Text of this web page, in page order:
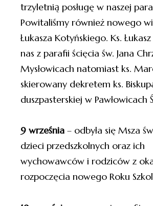
trzyletnią posługę w naszej
Powitaliśmy również nowego
Łukasza Kotyńskiego. Ks.
nas z parafii ścięcia św. Jana
Mysłowicach natomiast ks.
skierowany dekretem ks.
duszpasterskiej w Pawłowicach
9 września – odbyła się Msza
dzieci przedszkolnych oraz ich
wychowawców i rodziców z
rozpoczęcia nowego Roku